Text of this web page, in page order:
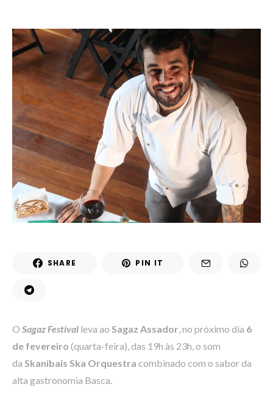
SHARE PIN IT
O Sagaz Festival leva ao Sagaz Assador, no próximo dia 6
de fevereiro (quarta-feira), das 19h às 23h, o som
da Skanibais Ska Orquestra combinado com o sabor da
alta gastronomia Basca.